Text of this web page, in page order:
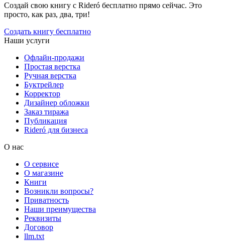
Создай свою книгу с Rideró бесплатно прямо сейчас. Это
просто, как раз, два, три!
Создать книгу бесплатно
Наши услуги
Офлайн-продажи
Простая верстка
Ручная верстка
Буктрейлер
Корректор
Дизайнер обложки
Заказ тиража
Публикация
Rideró для бизнеса
О нас
О сервисе
О магазине
Книги
Возникли вопросы?
Приватность
Наши преимущества
Реквизиты
Договор
llm.txt